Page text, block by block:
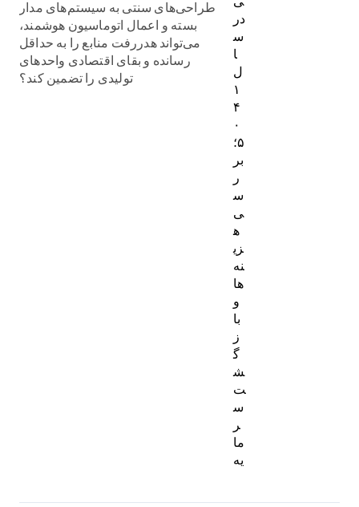
در
س
ا
ل
۱
۴
۰
۵؛
بر
ر
س
ی
ه
زی
نه‌
ها
و
با
ز
گ
ش
ت
س
ر
ما
یه
طراحی‌های سنتی به سیستم‌های مدار
بسته و اعمال اتوماسیون هوشمند،
می‌تواند هدررفت منابع را به حداقل
رسانده و بقای اقتصادی واحدهای
تولیدی را تضمین کند؟